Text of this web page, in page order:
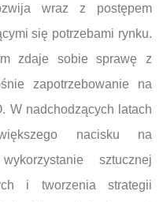
wraz z postępem
się potrzebami rynku.
zdaje sobie sprawę z
zapotrzebowanie na
W nadchodzących latach
nacisku na
sztucznej
i tworzenia strategii